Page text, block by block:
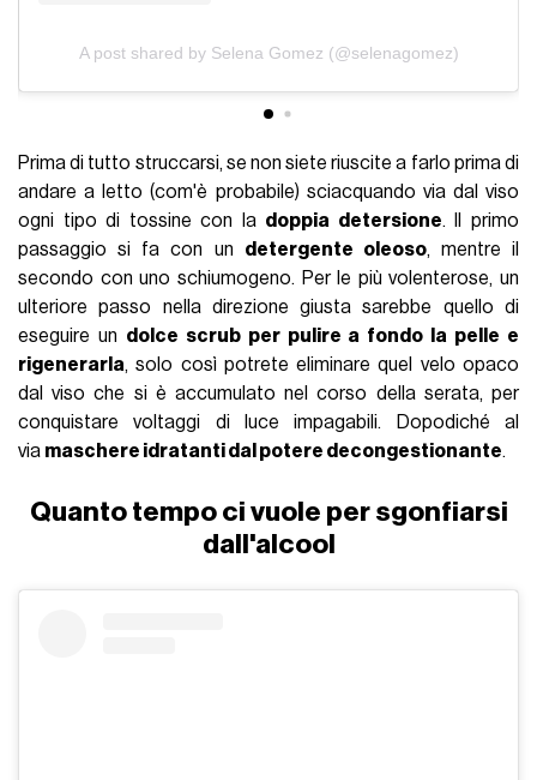
A post shared by Selena Gomez (@selenagomez)
Prima di tutto struccarsi, se non siete riuscite a farlo prima di
andare a letto (com'è probabile) sciacquando via dal viso
ogni tipo di tossine con la doppia detersione. Il primo
passaggio si fa con un detergente oleoso, mentre il
secondo con uno schiumogeno. Per le più volenterose, un
ulteriore passo nella direzione giusta sarebbe quello di
eseguire un dolce scrub per pulire a fondo la pelle e
rigenerarla, solo così potrete eliminare quel velo opaco
dal viso che si è accumulato nel corso della serata, per
conquistare voltaggi di luce impagabili. Dopodiché al
via maschere idratanti dal potere decongestionante.
Quanto tempo ci vuole per sgonfiarsi
dall'alcool